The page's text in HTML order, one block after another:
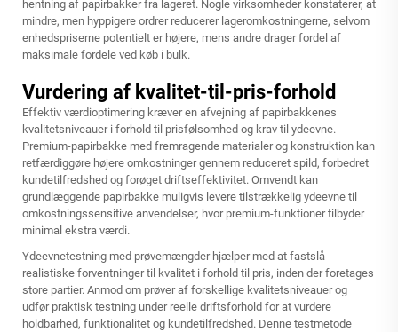
hentning af papirbakker fra lageret. Nogle virksomheder konstaterer, at
mindre, men hyppigere ordrer reducerer lageromkostningerne, selvom
enhedspriserne potentielt er højere, mens andre drager fordel af
maksimale fordele ved køb i bulk.
Vurdering af kvalitet-til-pris-forhold
Effektiv værdioptimering kræver en afvejning af papirbakkenes
kvalitetsniveauer i forhold til prisfølsomhed og krav til ydeevne.
Premium-papirbakke med fremragende materialer og konstruktion kan
retfærdiggøre højere omkostninger gennem reduceret spild, forbedret
kundetilfredshed og forøget driftseffektivitet. Omvendt kan
grundlæggende papirbakke muligvis levere tilstrækkelig ydeevne til
omkostningssensitive anvendelser, hvor premium-funktioner tilbyder
minimal ekstra værdi.
Ydeevnetestning med prøvemængder hjælper med at fastslå
realistiske forventninger til kvalitet i forhold til pris, inden der foretages
store partier. Anmod om prøver af forskellige kvalitetsniveauer og
udfør praktisk testning under reelle driftsforhold for at vurdere
holdbarhed, funktionalitet og kundetilfredshed. Denne testmetode